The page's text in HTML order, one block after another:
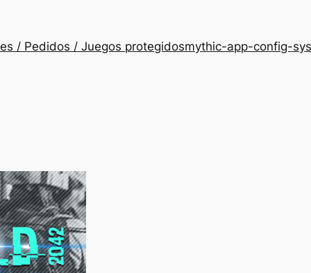
/ Pedidos / Juegos protegidosmythic-app-config-